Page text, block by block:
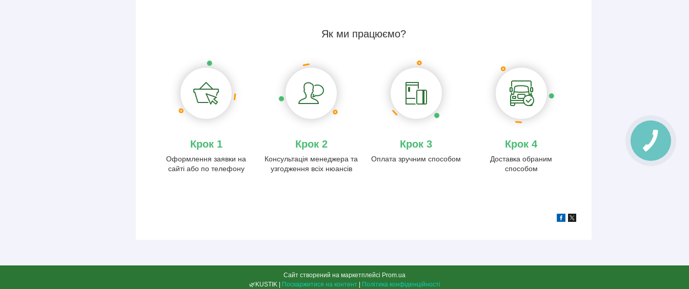
Як ми працюємо?
Крок 1
Оформлення заявки на
сайті або по телефону
Крок 2
Консультація менеджера та
узгодження всіх нюансів
Крок 3
Оплата зручним способом
Крок 4
Доставка обраним
способом
Сайт створений на маркетплейсі Prom.ua
🌿KUSTIK | Поскаржитися на контент | Політика конфіденційності